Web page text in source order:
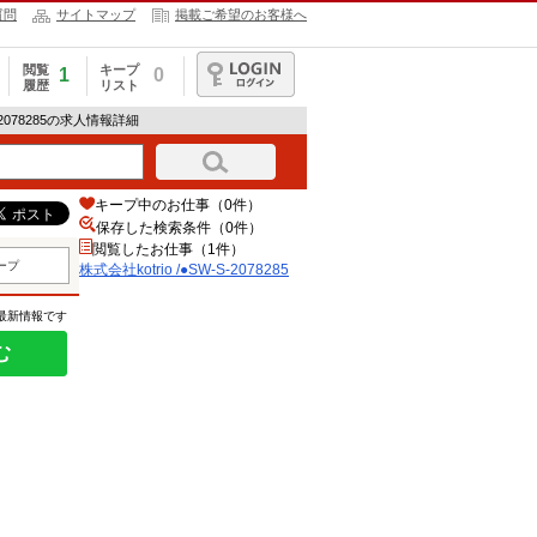
問 サイトマップ 掲載ご希望のお客様へ
閲覧
履歴
1
キープ
リスト
0
ログイン
の求人情報詳細
プ
新情報です
キープ中のお仕事（0件）
保存した検索条件（0件）
閲覧したお仕事（1件）
株式会社kotrio /●SW-S-2078285